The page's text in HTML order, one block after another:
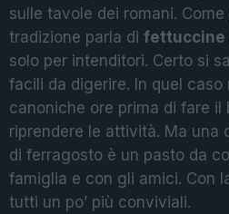
sulle tavole dei romani.
tradizione parla di fettuccine
solo per intenditori. Certo si
facili da digerire. In quel
canoniche ore prima di fare il
riprendere le attività. Ma una
di ferragosto è un pasto da
famiglia e con gli amici. Con
tutti un po’ più conviviali.